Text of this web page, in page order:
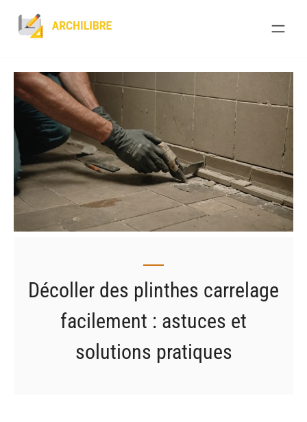
Décoller des plinthes carrelage
facilement : astuces et
solutions pratiques